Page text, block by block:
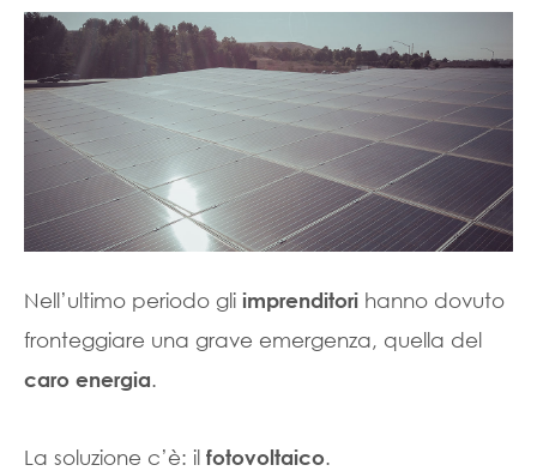
Nell’ultimo periodo gli imprenditori hanno dovuto
fronteggiare una grave emergenza, quella del
caro energia.
La soluzione c’è: il fotovoltaico.